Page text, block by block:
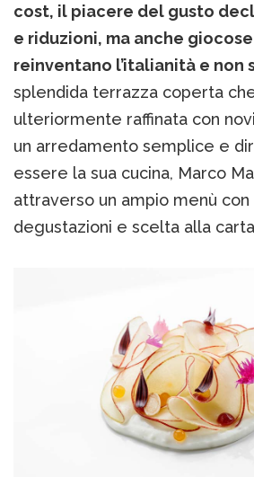
cost, il piacere del gusto
e riduzioni, ma anche
reinventano l’italianità e non
splendida terrazza coperta
ulteriormente raffinata con
un arredamento semplice e
essere la sua cucina, Marco
attraverso un ampio menù
degustazioni e scelta alla